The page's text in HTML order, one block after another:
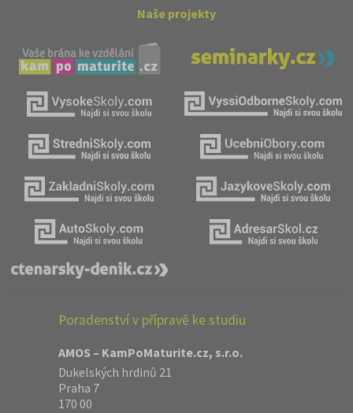
Naše projekty
Poradenství v přípravě ke studiu
AMOS – KamPoMaturite.cz, s.r.o.
Dukelských hrdinů 21
Praha 7
170 00